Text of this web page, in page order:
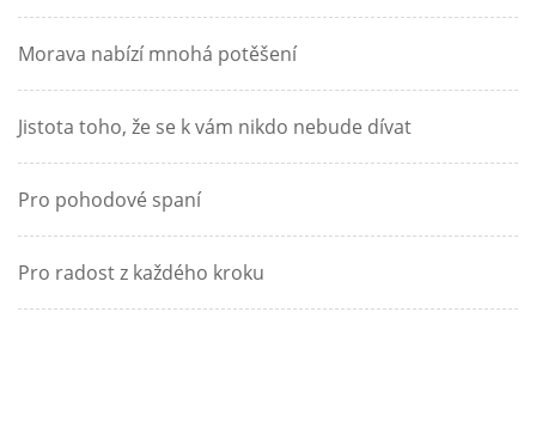
Morava nabízí mnohá potěšení
Jistota toho, že se k vám nikdo nebude dívat
Pro pohodové spaní
Pro radost z každého kroku